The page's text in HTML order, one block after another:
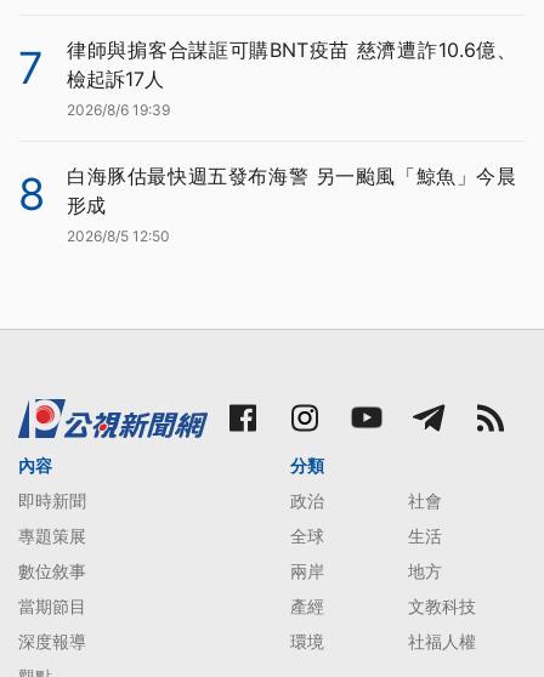
7
律師與掮客合謀誆可購BNT疫苗 慈濟遭詐10.6億、
檢起訴17人
2026/8/6 19:39
8
白海豚估最快週五發布海警 另一颱風「鯨魚」今晨
形成
2026/8/5 12:50
內容
即時新聞
專題策展
數位敘事
當期節目
深度報導
分類
政治
社會
全球
生活
兩岸
地方
產經
文教科技
環境
社福人權